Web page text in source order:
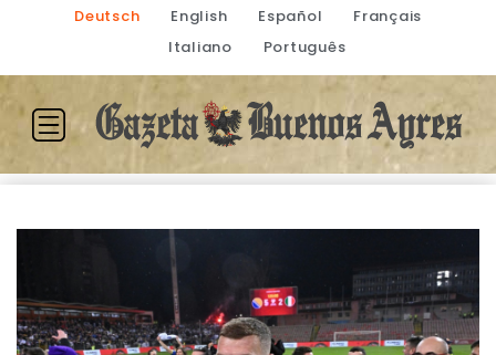
Deutsch English Español
Français
Italiano
Português